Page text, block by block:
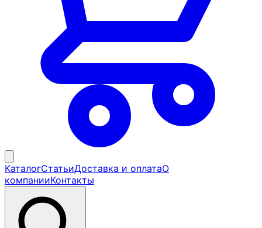
КаталогСтатьиДоставка и оплатаО
компанииКонтакты